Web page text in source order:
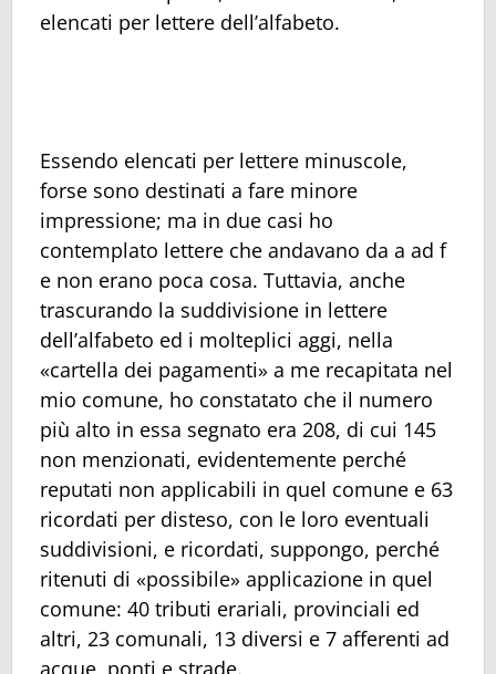
elencati per lettere dell’alfabeto.
Essendo elencati per lettere minuscole,
forse sono destinati a fare minore
impressione; ma in due casi ho
contemplato lettere che andavano da a ad f
e non erano poca cosa. Tuttavia, anche
trascurando la suddivisione in lettere
dell’alfabeto ed i molteplici aggi, nella
«cartella dei pagamenti» a me recapitata nel
mio comune, ho constatato che il numero
più alto in essa segnato era 208, di cui 145
non menzionati, evidentemente perché
reputati non applicabili in quel comune e 63
ricordati per disteso, con le loro eventuali
suddivisioni, e ricordati, suppongo, perché
ritenuti di «possibile» applicazione in quel
comune: 40 tributi erariali, provinciali ed
altri, 23 comunali, 13 diversi e 7 afferenti ad
acque, ponti e strade.